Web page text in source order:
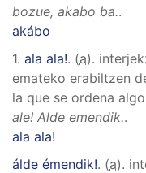
bozue, akabo ba..
akábo
1. ala ala!. (a).
emateko erabiltzen
la que se ordena
ale! Alde emendik..
ala ala!
álde émendik!. (a).